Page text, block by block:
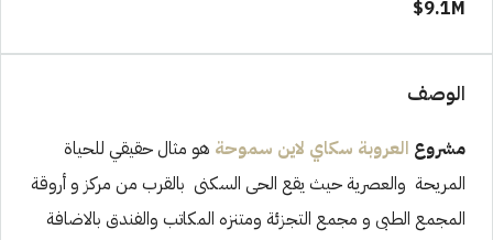
9.1M$
الوصف
مشروع العروبة سكاي لاين سموحة هو مثال حقيقي للحياة
المريحة والعصرية حيث يقع الحى السكنى بالقرب من مركز و أروقة
المجمع الطبى و مجمع التجزئة ومتنزه المكاتب والفندق بالاضافة